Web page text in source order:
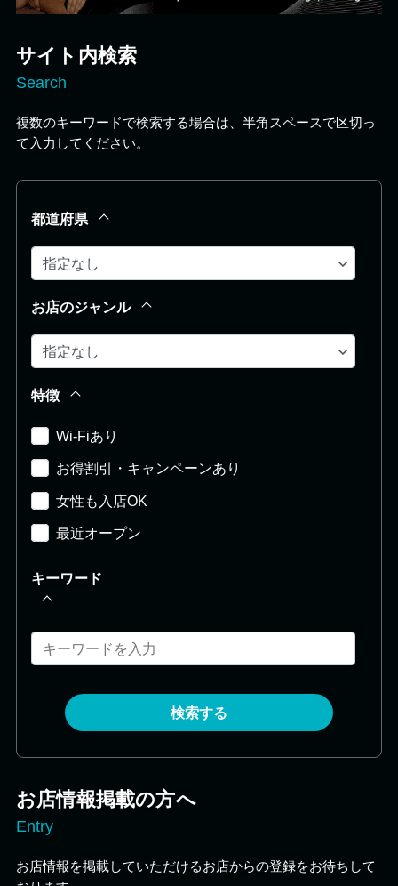
サイト内検索
Search
複数のキーワードで検索する場合は、半角スペースで区切っ
て入力してください。
都道府県
お店のジャンル
特徴
Wi-Fiあり
お得割引・キャンペーンあり
女性も入店OK
最近オープン
キーワード
検索する
お店情報掲載の方へ
Entry
お店情報を掲載していただけるお店からの登録をお待ちして